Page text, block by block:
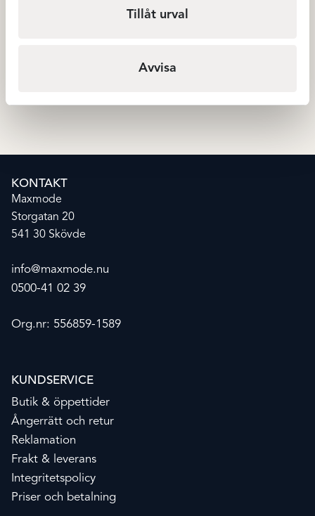
Tillåt urval
Avvisa
Avet Miditrosa microfiber –
KONTAKT
Maxmode
Storgatan 20
541 30 Skövde
info@maxmode.nu
0500-41 02 39
Org.nr: 556859-1589
KUNDSERVICE
Butik & öppettider
Ångerrätt och retur
Reklamation
Frakt & leverans
Integritetspolicy
Priser och betalning